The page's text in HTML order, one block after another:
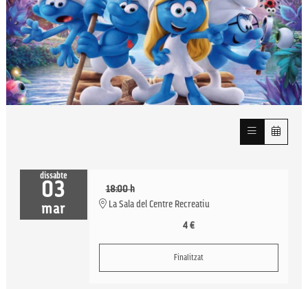
dissabte
03
mar
18:00 h
La Sala del Centre Recreatiu
4 €
Finalitzat